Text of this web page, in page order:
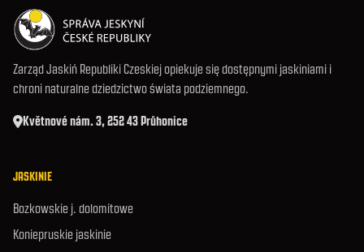
Zarząd Jaskiń Republiki Czeskiej opiekuje się dostępnymi jaskiniami i
chroni naturalne dziedzictwo świata podziemnego.
Květnové nám. 3, 252 43 Průhonice
JASKINIE
Bozkowskie j. dolomitowe
Koniepruskie jaskinie